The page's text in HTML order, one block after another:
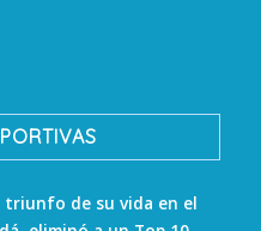
de su vida en el